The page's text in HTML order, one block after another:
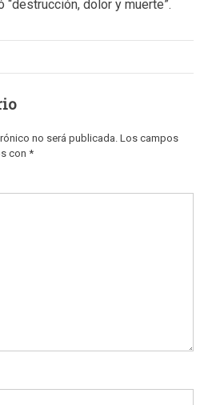
“destrucción, dolor y muerte”.
no será publicada. Los campos
con *